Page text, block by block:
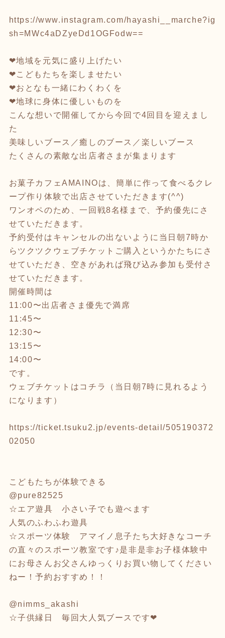
https://www.instagram.com/hayashi__marche?ig
sh=MWc4aDZyeDd1OGFodw==
❤︎地域を元気に盛り上げたい
❤︎こどもたちを楽しませたい
❤︎おとなも一緒にわくわくを
❤︎地球に身体に優しいものを
こんな想いで開催してから今回で4回目を迎えまし
た
美味しいブース／癒しのブース／楽しいブース
たくさんの素敵な出店者さまが集まります
お菓子カフェAMAINOは、簡単に作って食べるクレ
ープ作り体験で出店させていただきます(^^)
ワンオペのため、一回戦8名様まで、予約優先にさ
せていただきます。
予約受付はキャンセルの出ないように当日朝7時か
らツクツクウェブチケットご購入というかたちにさ
せていただき、空きがあれば飛び込み参加も受付さ
せていただきます。
開催時間は
11:00〜出店者さま優先で満席
11:45〜
12:30〜
13:15〜
14:00〜
です。
ウェブチケットはコチラ（当日朝7時に見れるよう
になります）
https://ticket.tsuku2.jp/events-detail/505190372
02050
こどもたちが体験できる
@pure82525
☆エア遊具 小さい子でも遊べます
人気のふわふわ遊具
☆スポーツ体験 アマイノ息子たち大好きなコーチ
の直々のスポーツ教室です♪是非是非お子様体験中
にお母さんお父さんゆっくりお買い物してください
ねー！予約おすすめ！！
@nimms_akashi
☆子供縁日 毎回大人気ブースです❤︎